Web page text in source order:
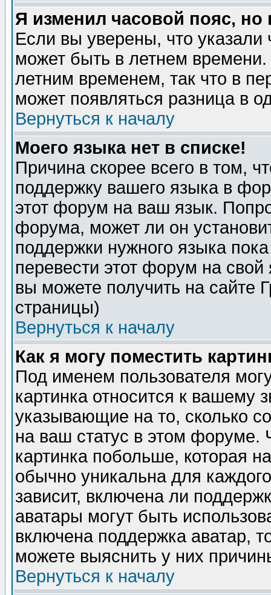
Я изменил часовой пояс,
Если вы уверены, что указали
может быть в летнем
летним временем, так что в
может появляться разница в
Вернуться к началу
Моего языка нет в списке!
Причина скорее всего в том,
поддержку вашего языка в
этот форум на ваш язык.
форума, может ли он
поддержки нужного языка
перевести этот форум на
вы можете получить на сайте
страницы)
Вернуться к началу
Как я могу поместить
Под именем пользователя
картинка относится к вашему
указывающие на то, сколько
на ваш статус в этом форуме.
картинка побольше, которая
обычно уникальна для
зависит, включена ли
аватары могут быть
включена поддержка аватар,
можете выяснить у них
Вернуться к началу